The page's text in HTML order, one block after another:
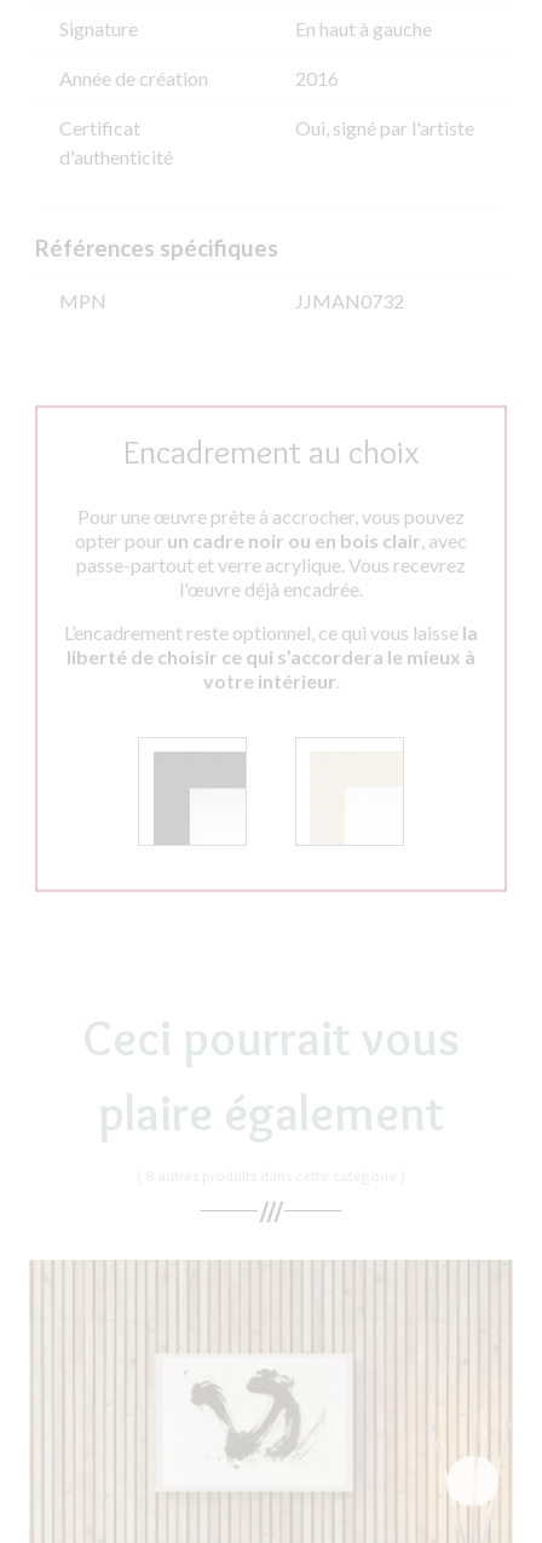
Signature En haut à gauche
Année de création 2016
Certificat
d'authenticité
Oui, signé par l'artiste
Références spécifiques
MPN JJMAN0732
Encadrement au choix
Pour une œuvre prête à accrocher, vous pouvez
opter pour un cadre noir ou en bois clair, avec
passe-partout et verre acrylique. Vous recevrez
l'œuvre déjà encadrée.
L’encadrement reste optionnel, ce qui vous laisse la
liberté de choisir ce qui s’accordera le mieux à
votre intérieur.
Ceci pourrait vous
plaire également